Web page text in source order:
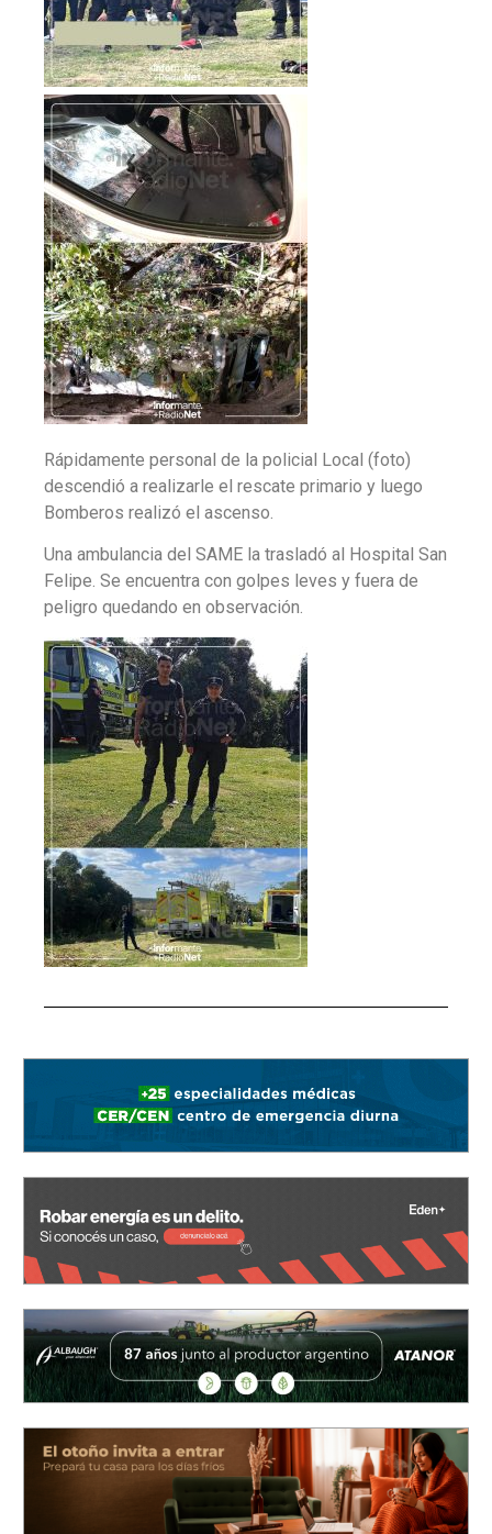
Rápidamente personal de la policial Local (foto)
descendió a realizarle el rescate primario y luego
Bomberos realizó el ascenso.
Una ambulancia del SAME la trasladó al Hospital San
Felipe. Se encuentra con golpes leves y fuera de
peligro quedando en observación.